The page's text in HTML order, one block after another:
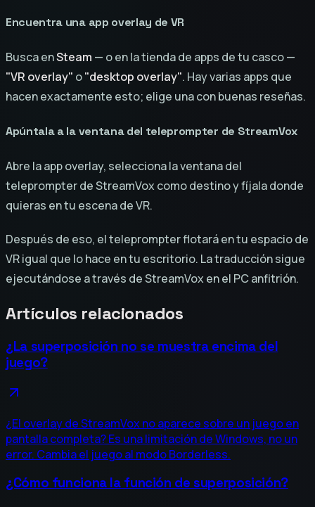
Encuentra una app overlay de VR
Busca enSteam — o en la tienda de apps de tu casco —
"VR overlay" o"desktop overlay". Hay varias apps que
hacen exactamente esto; elige una con buenas reseñas.
Apúntala a la ventana del teleprompter de StreamVox
Abre la app overlay, selecciona la ventana del
teleprompter de StreamVox como destino y fíjala donde
quieras en tu escena de VR.
Después de eso, el teleprompter flotará en tu espacio de
VR igual que lo hace en tu escritorio. La traducción sigue
ejecutándose a través de StreamVox en el PC anfitrión.
Artículos relacionados
¿La superposición no se muestra encima del
juego?
¿El overlay de StreamVox no aparece sobre un juego en
pantalla completa? Es una limitación de Windows, no un
error. Cambia el juego al modo Borderless.
¿Cómo funciona la función de superposición?